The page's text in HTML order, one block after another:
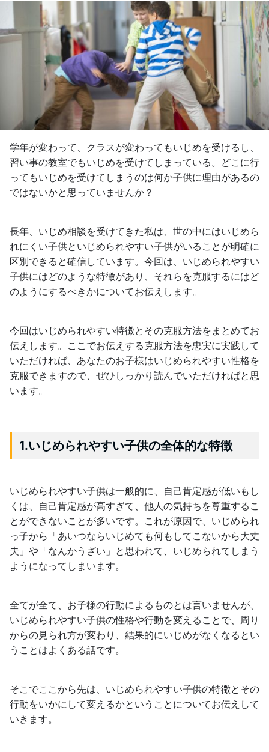
学年が変わって、クラスが変わってもいじめを受けるし、
習い事の教室でもいじめを受けてしまっている。どこに行
ってもいじめを受けてしまうのは何か子供に理由があるの
ではないかと思っていませんか？
長年、いじめ相談を受けてきた私は、世の中にはいじめら
れにくい子供といじめられやすい子供がいることが明確に
区別できると確信しています。今回は、いじめられやすい
子供にはどのような特徴があり、それらを克服するにはど
のようにするべきかについてお伝えします。
今回はいじめられやすい特徴とその克服方法をまとめてお
伝えします。ここでお伝えする克服方法を忠実に実践して
いただければ、あなたのお子様はいじめられやすい性格を
克服できますので、ぜひしっかり読んでいただければと思
います。
1.いじめられやすい子供の全体的な特徴
いじめられやすい子供は一般的に、自己肯定感が低いもし
くは、自己肯定感が高すぎて、他人の気持ちを尊重するこ
とができないことが多いです。これが原因で、いじめられ
っ子から「あいつならいじめても何もしてこないから大丈
夫」や「なんかうざい」と思われて、いじめられてしまう
ようになってしまいます。
全てが全て、お子様の行動によるものとは言いませんが、
いじめられやすい子供の性格や行動を変えることで、周り
からの見られ方が変わり、結果的にいじめがなくなるとい
うことはよくある話です。
そこでここから先は、いじめられやすい子供の特徴とその
行動をいかにして変えるかということについてお伝えして
いきます。